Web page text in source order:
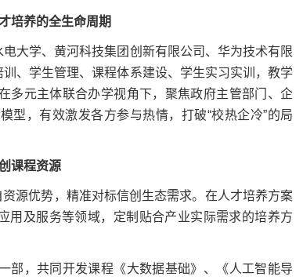
培养的全生命周期
学、黄河科技集团创新有限公司、华为技术有限
、学生管理、课程体系建设、学生实习实训，教学
多元主体联合办学视角下，聚焦政府主管部门、企
型，有效激发各方参与热情，打破“校热企冷”的局
课程资源
源优势，精准对标信创生态需求。在人才培养方案
用及服务等领域，定制贴合产业实际需求的培养方
，共同开发课程《大数据基础》、《人工智能导